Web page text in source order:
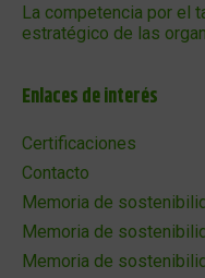
La competencia por el
estratégico de las
Enlaces de interés
Certificaciones
Contacto
Memoria de
Memoria de
Memoria de